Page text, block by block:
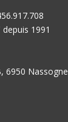
1991
6950 Nassogne